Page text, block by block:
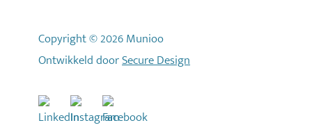
Copyright © 2026 Munioo
Ontwikkeld doorSecure Design